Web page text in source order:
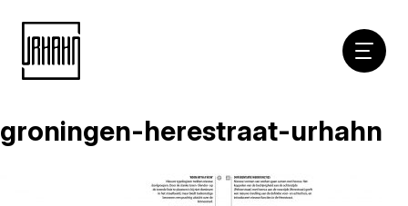
Naar
inhoud
groningen-herestraat-urhahn